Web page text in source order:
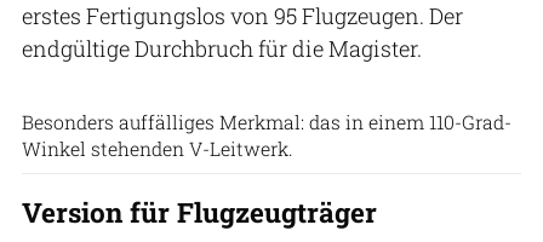
erstes Fertigungslos von 95 Flugzeugen. Der
endgültige Durchbruch für die Magister.
Besonders auffälliges Merkmal: das in einem 110-Grad-
Winkel stehenden V-Leitwerk.
Version für Flugzeugträger